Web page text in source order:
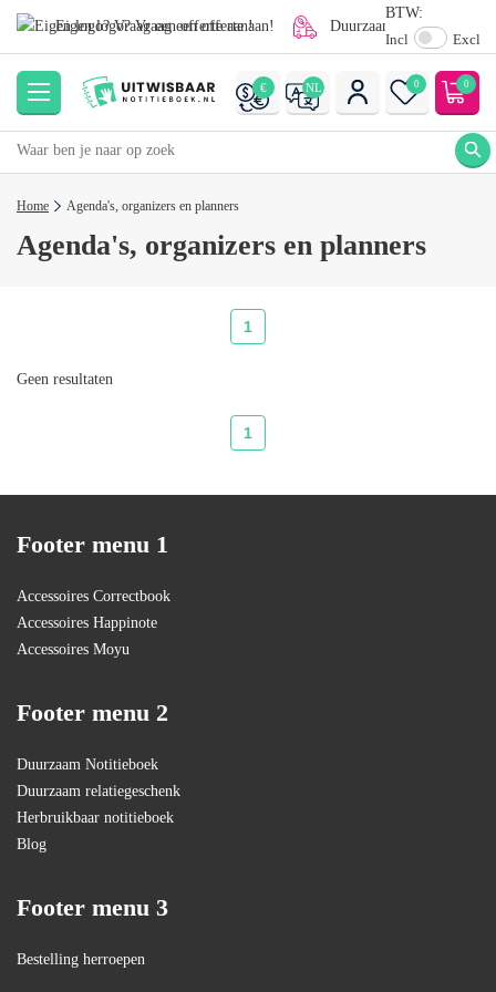
Eigen logo? Vraag een offerte aan! Duurzaam (gratis)
BTW:
Incl
Excl
€ NL 0 0
Home Agenda's, organizers en planners
Agenda's, organizers en planners
1
Geen resultaten
1
Footer menu 1
Accessoires Correctbook
Accessoires Happinote
Accessoires Moyu
Footer menu 2
Duurzaam Notitieboek
Duurzaam relatiegeschenk
Herbruikbaar notitieboek
Blog
Footer menu 3
Bestelling herroepen